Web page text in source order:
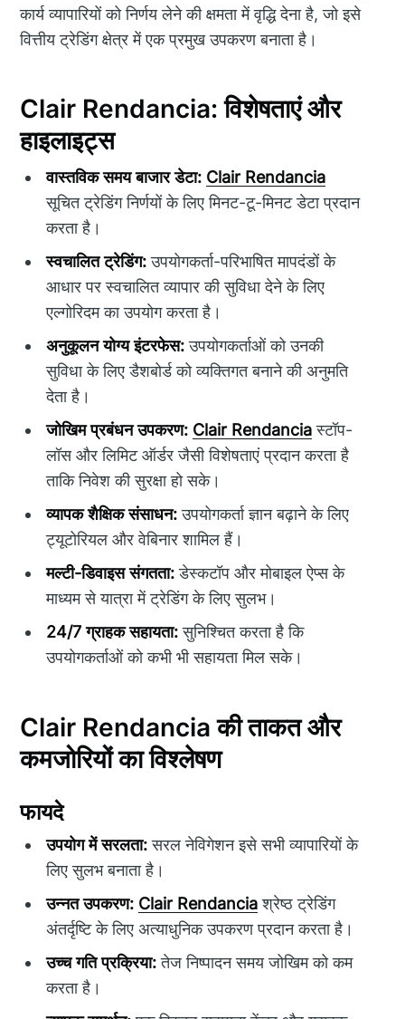
कार्य व्यापारियों को निर्णय लेने की क्षमता में वृद्धि देना है, जो इसे
वित्तीय ट्रेडिंग क्षेत्र में एक प्रमुख उपकरण बनाता है।
Clair Rendancia: विशेषताएं और
हाइलाइट्स
वास्तविक समय बाजार डेटा: Clair Rendancia
सूचित ट्रेडिंग निर्णयों के लिए मिनट-टू-मिनट डेटा प्रदान
करता है।
स्वचालित ट्रेडिंग:उपयोगकर्ता-परिभाषित मापदंडों के
आधार पर स्वचालित व्यापार की सुविधा देने के लिए
एल्गोरिदम का उपयोग करता है।
अनुकूलन योग्य इंटरफेस:उपयोगकर्ताओं को उनकी
सुविधा के लिए डैशबोर्ड को व्यक्तिगत बनाने की अनुमति
देता है।
जोखिम प्रबंधन उपकरण: Clair Rendanciaस्टॉप-
लॉस और लिमिट ऑर्डर जैसी विशेषताएं प्रदान करता है
ताकि निवेश की सुरक्षा हो सके।
व्यापक शैक्षिक संसाधन:उपयोगकर्ता ज्ञान बढ़ाने के लिए
ट्यूटोरियल और वेबिनार शामिल हैं।
मल्टी-डिवाइस संगतता:डेस्कटॉप और मोबाइल ऐप्स के
माध्यम से यात्रा में ट्रेडिंग के लिए सुलभ।
24/7 ग्राहक सहायता:सुनिश्चित करता है कि
उपयोगकर्ताओं को कभी भी सहायता मिल सके।
Clair Rendancia की ताकत और
कमजोरियों का विश्लेषण
फायदे
उपयोग में सरलता:सरल नेविगेशन इसे सभी व्यापारियों के
लिए सुलभ बनाता है।
उन्नत उपकरण: Clair Rendanciaश्रेष्ठ ट्रेडिंग
अंतर्दृष्टि के लिए अत्याधुनिक उपकरण प्रदान करता है।
उच्च गति प्रक्रिया:तेज निष्पादन समय जोखिम को कम
करता है।